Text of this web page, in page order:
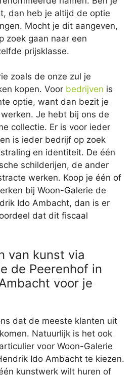
dan heb je altijd de optie
Mocht je dit aangeven,
zoek gaan naar een
prijsklasse.
zoals de onze zul je
kopen. Voor bedrijven is
optie, want dan bezit je
Je hebt bij ons de
collectie. Er is voor ieder
is ieder bedrijf op zoek
en identiteit. De één
schilderijen, de ander
werken. Koop je één of
bij Woon-Galerie de
Ido Ambacht, dan is er
dat dit fiscaal
van kunst via
de Peerenhof in
voor je
dat de meeste klanten uit
Natuurlijk is het ook
voor Woon-Galerie
Ido Ambacht te kiezen.
kunstwerk wilt huren of